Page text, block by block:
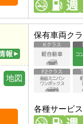
地図
保有車両ク
各種サービス